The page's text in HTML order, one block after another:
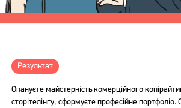
Результат
Опануєте майстерність комерційного
сторітелінгу, сформуєте професійне портфоліо.